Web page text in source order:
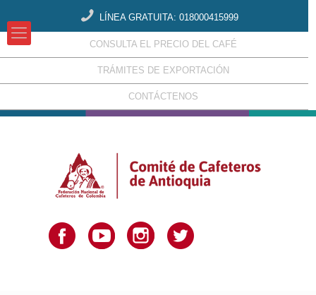
LÍNEA GRATUITA: 018000415999
CONSULTA EL PRECIO DEL CAFÉ
TRÁMITES DE EXPORTACIÓN
CONTÁCTENOS